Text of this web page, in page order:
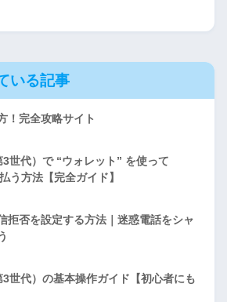
いる記事
！完全攻略サイト
世代）で “ウォレット” を使って
う方法【完全ガイド】
拒否を設定する方法｜迷惑電話をシャ
世代）の基本操作ガイド【初心者にも